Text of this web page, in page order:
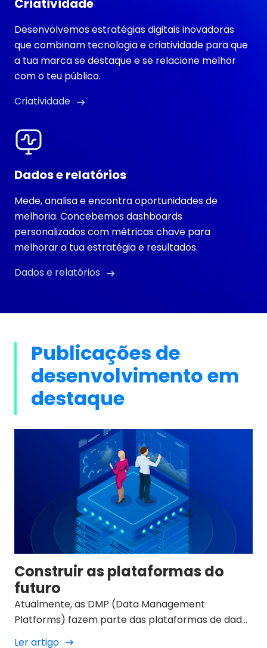
Criatividade
Desenvolvemos estratégias digitais inovadoras
que combinam tecnologia e criatividade para que
a tua marca se destaque e se relacione melhor
com o teu público.
Criatividade
Dados e relatórios
Mede, analisa e encontra oportunidades de
melhoria. Concebemos dashboards
personalizados com métricas chave para
melhorar a tua estratégia e resultados.
Dados e relatórios
Publicações de
desenvolvimento em
destaque
Construir as plataformas do
futuro
Atualmente, as DMP (Data Management
Platforms) fazem parte das plataformas de dados
Ler artigo